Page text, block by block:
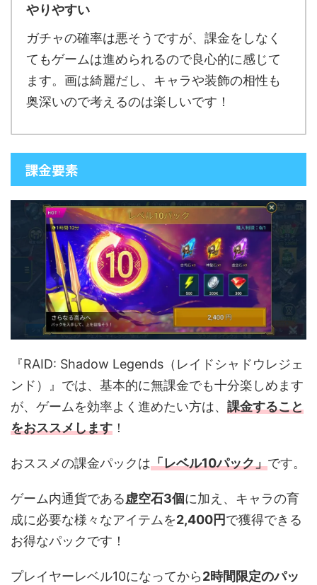
やりやすい
ガチャの確率は悪そうですが、課金をしなく
てもゲームは進められるので良心的に感じて
ます。画は綺麗だし、キャラや装飾の相性も
奥深いので考えるのは楽しいです！
課金要素
『RAID: Shadow Legends（レイドシャドウレジェ
ンド）』では、基本的に無課金でも十分楽しめます
が、ゲームを効率よく進めたい方は、 課金すること
をおススメします ！
おススメの課金パックは「レベル10パック」です。
ゲーム内通貨である虚空石3個に加え、キャラの育
成に必要な様々なアイテムを2,400円で獲得できる
お得なパックです！
プレイヤーレベル10になってから2時間限定のパッ